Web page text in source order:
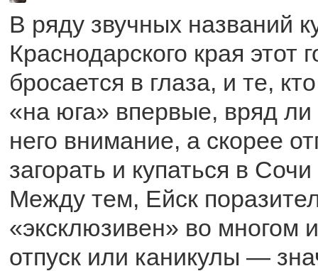
В ряду звучных названий
Краснодарского края этот
бросается в глаза, и те,
«на юга» впервые, вряд ли
него внимание, а скорее
загорать и купаться в
Между тем, Ейск
«эксклюзивен» во многом
отпуск или каникулы —